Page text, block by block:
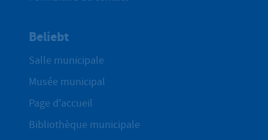
Beliebt
Salle municipale
Musée municipal
Page d'accueil
Bibliothèque municipale